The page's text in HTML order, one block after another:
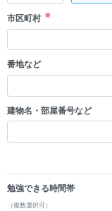
市区町村
番地など
建物名・部屋番号など
勉強できる時間帯
（複数選択可）